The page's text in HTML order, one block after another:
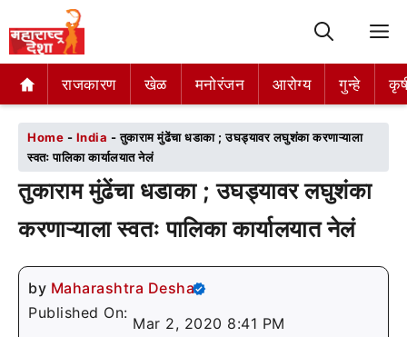
राजकारण खेळ मनोरंजन आरोग्य गुन्हे
राजकारण खेळ मनोरंजन आरोग्य गुन्हे
Home - India -तुकाराम मुंढेंचा धडाका ; उघड्यावर लघुशंका करणाऱ्याला
स्वतः पालिका कार्यालयात नेलं
तुकाराम मुंढेंचा धडाका ; उघड्यावर लघुशंका
करणाऱ्याला स्वतः पालिका कार्यालयात नेलं
by Maharashtra Desha
Published On:
Mar 2, 2020 8:41 PM